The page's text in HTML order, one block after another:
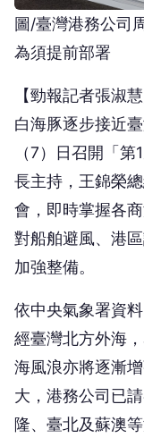
圖/臺灣港務公司
為須提前部署
【勁報記者張淑
白海豚逐步接近
（7）日召開「
長主持，王錦榮
會，即時掌握各
對船舶避風、港
加強整備。
依中央氣象署資
經臺灣北方外海
海風浪亦將逐漸
大，港務公司已
隆、臺北及蘇澳